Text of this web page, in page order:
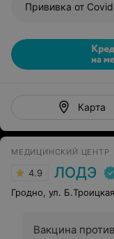
Прививка от
Карта
МЕДИЦИНСКИЙ ЦЕНТР
4.9 ЛОДЭ
Гродно, ул.
Вакцина